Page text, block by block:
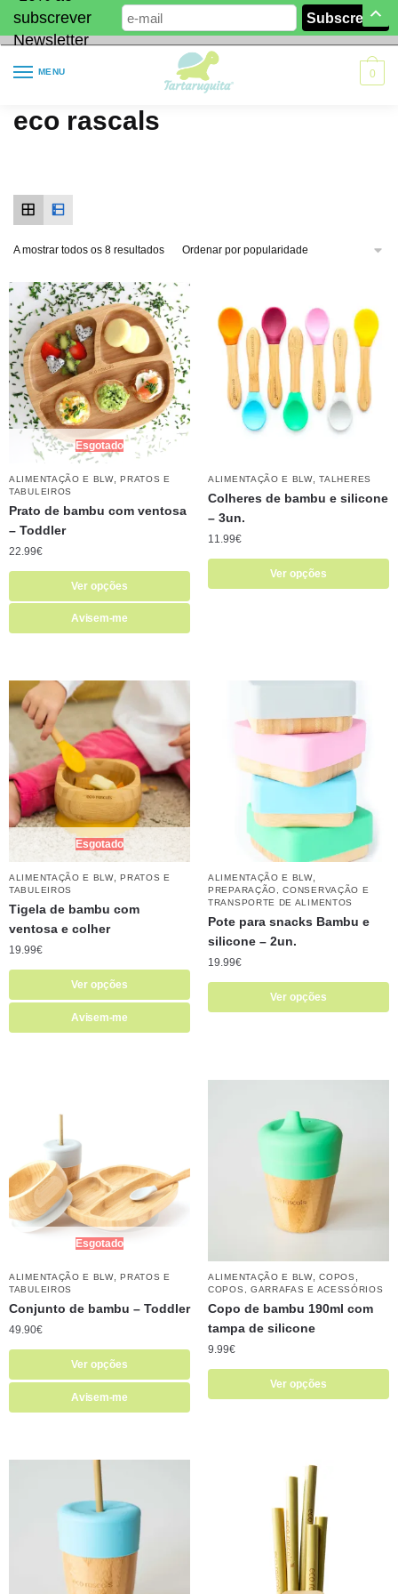
subscrever
Newsletter
MENU 0
eco rascals
A mostrar todos os 8 resultados
Esgotado
ALIMENTAÇÃO E BLW,PRATOS E
TABULEIROS
Prato de bambu com ventosa
– Toddler
22.99€
Ver opções
Avisem-me
ALIMENTAÇÃO E BLW,TALHERES
Colheres de bambu e silicone
– 3un.
11.99€
Ver opções
Esgotado
ALIMENTAÇÃO E BLW,PRATOS E
TABULEIROS
Tigela de bambu com
ventosa e colher
19.99€
Ver opções
Avisem-me
ALIMENTAÇÃO E BLW,
PREPARAÇÃO, CONSERVAÇÃO E
TRANSPORTE DE ALIMENTOS
Pote para snacks Bambu e
silicone – 2un.
19.99€
Ver opções
Esgotado
ALIMENTAÇÃO E BLW,PRATOS E
TABULEIROS
Conjunto de bambu – Toddler
49.90€
Ver opções
Avisem-me
ALIMENTAÇÃO E BLW,COPOS
COPOS, GARRAFAS E ACESSÓRIOS
Copo de bambu 190ml com
tampa de silicone
9.99€
Ver opções